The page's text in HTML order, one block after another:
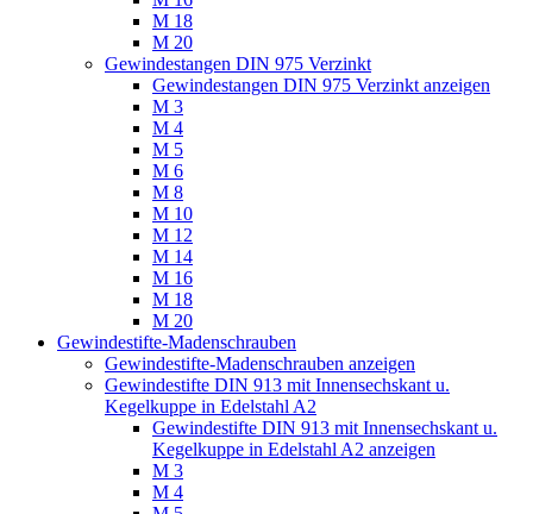
M 18
M 20
Gewindestangen DIN 975 Verzinkt
Gewindestangen DIN 975 Verzinkt anzeigen
M 3
M 4
M 5
M 6
M 8
M 10
M 12
M 14
M 16
M 18
M 20
Gewindestifte-Madenschrauben
Gewindestifte-Madenschrauben anzeigen
Gewindestifte DIN 913 mit Innensechskant u.
Kegelkuppe in Edelstahl A2
Gewindestifte DIN 913 mit Innensechskant u.
Kegelkuppe in Edelstahl A2 anzeigen
M 3
M 4